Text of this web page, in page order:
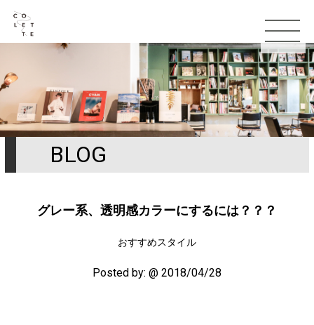
TOP
BLOG
グレー系、透明感カラーにするには？？？
おすすめスタイル
Posted by: @ 2018/04/28